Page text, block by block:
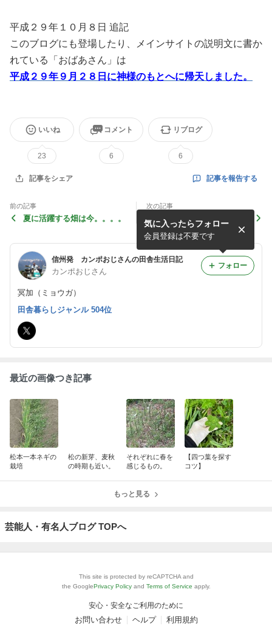
平成２９年１０月８日 追記
このブログにも登場したり、メインサイトの説明文に書か
れている「おばあさん」は
平成２９年９月２８日に神様のもとへに帰天しました。
いいね
23
コメント
6
リブログ
6
記事をシェア 記事を報告する
前の記事
夏に活躍する畑は今。。。。
次の記事
大いなる悩み。。。どうした
ものか。。。
信州発 カンポおじさんの田舎生活日記
カンポおじさん
冥加（ミョウガ）
気に入ったらフォロー
会員登録は不要です
フォロー
田舎暮らしジャンル 504位
最近の画像つき記事
松本一本ネギの
栽培
松の新芽、麦秋
の時期も近い。
それぞれに春を
感じるもの。
【四つ葉を探す
コツ】
もっと見る
芸能人・有名人ブログ TOPへ
This site is protected by reCAPTCHA and
the GooglePrivacy Policy and Terms of Service apply.
安心・安全なご利用のために
お問い合わせ ヘルプ 利用規約